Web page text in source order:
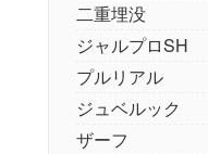
二重埋没
ジャルプロSH
プルリアル
ジュベルック
ザーフ